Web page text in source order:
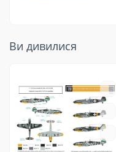
Ви дивилися